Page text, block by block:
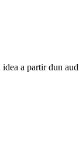
a partir dun